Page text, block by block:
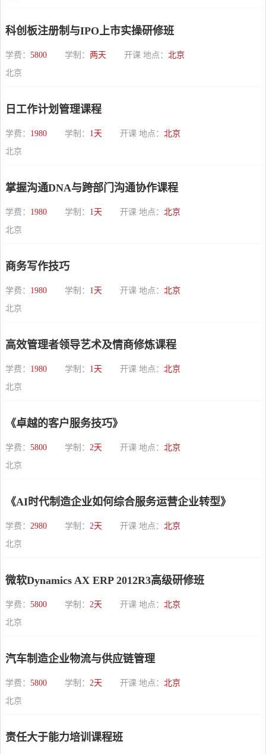
科创板注册制与IPO上市实操研修班
学费： 5800 学制： 两天 开课 地点： 北京
北京
日工作计划管理课程
学费： 1980 学制： 1天 开课 地点： 北京
北京
掌握沟通DNA与跨部门沟通协作课程
学费： 1980 学制： 1天 开课 地点： 北京
北京
商务写作技巧
学费： 1980 学制： 1天 开课 地点： 北京
北京
高效管理者领导艺术及情商修炼课程
学费： 1980 学制： 1天 开课 地点： 北京
北京
《卓越的客户服务技巧》
学费： 5800 学制： 2天 开课 地点： 北京
北京
《AI时代制造企业如何综合服务运营企业转型》
学费： 2980 学制： 2天 开课 地点： 北京
北京
微软Dynamics AX ERP 2012R3高级研修班
学费： 5800 学制： 2天 开课 地点： 北京
北京
汽车制造企业物流与供应链管理
学费： 5800 学制： 2天 开课 地点： 北京
北京
责任大于能力培训课程班